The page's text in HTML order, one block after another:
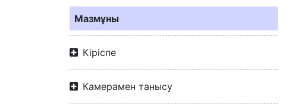
Мазмұны
Кіріспе
Камерамен танысу